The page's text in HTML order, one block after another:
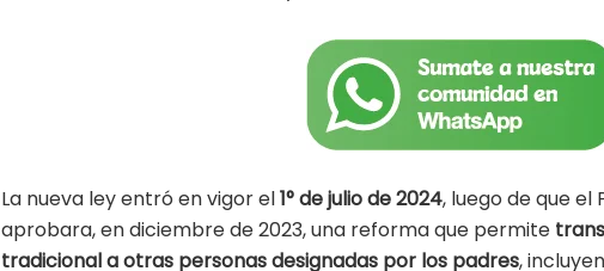
La nueva ley entró en vigor el1° de julio de 2024, luego de que el
aprobara, en diciembre de 2023, una reforma que permite
tradicional a otras personas designadas por los padres,